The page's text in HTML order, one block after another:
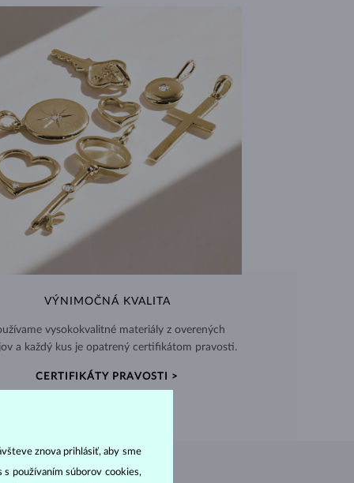
VÝNIMOČNÁ KVALITA
vysokokvalitné materiály z overených
a každý kus je opatrený certifikátom pravosti.
CERTIFIKÁTY PRAVOSTI >
znova prihlásiť, aby sme
s používaním súborov cookies,